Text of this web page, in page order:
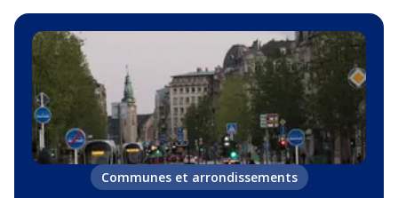
Communes et arrondissements